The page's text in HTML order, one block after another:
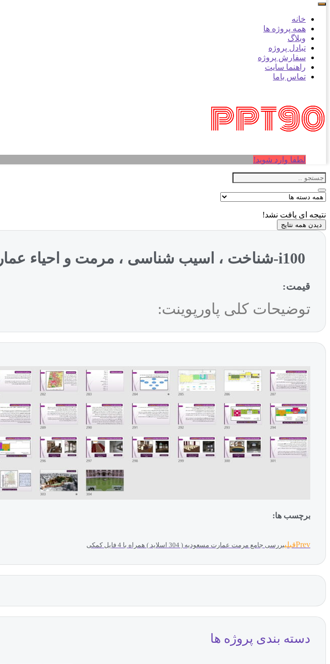
خانه
همه پروژه ها
وبلاگ
تبادل پروژه
سفارش پروژه
راهنما سایت
تماس باما
لطفا وارد شوید!
نتیجه ای یافت نشد!
دیدن همه نتایج
i100-شناخت ، اسیب شناسی ، مرمت و احیاء عمارت مسعودیه تهران (1)
قیمت:
توضیحات کلی پاورپوینت:
برچسب ها:
Prevقبلیبررسی جامع مرمت عمارت مسعودیه ( 304 اسلاید ) همراه با 4 فایل کمکی
دسته بندی پروژه ها